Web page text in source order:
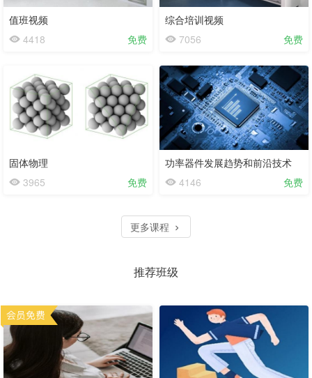
值班视频
4418
免费
综合培训视频
7056
免费
固体物理
3965
免费
功率器件发展趋势和前沿技术
4146
免费
更多课程
推荐班级